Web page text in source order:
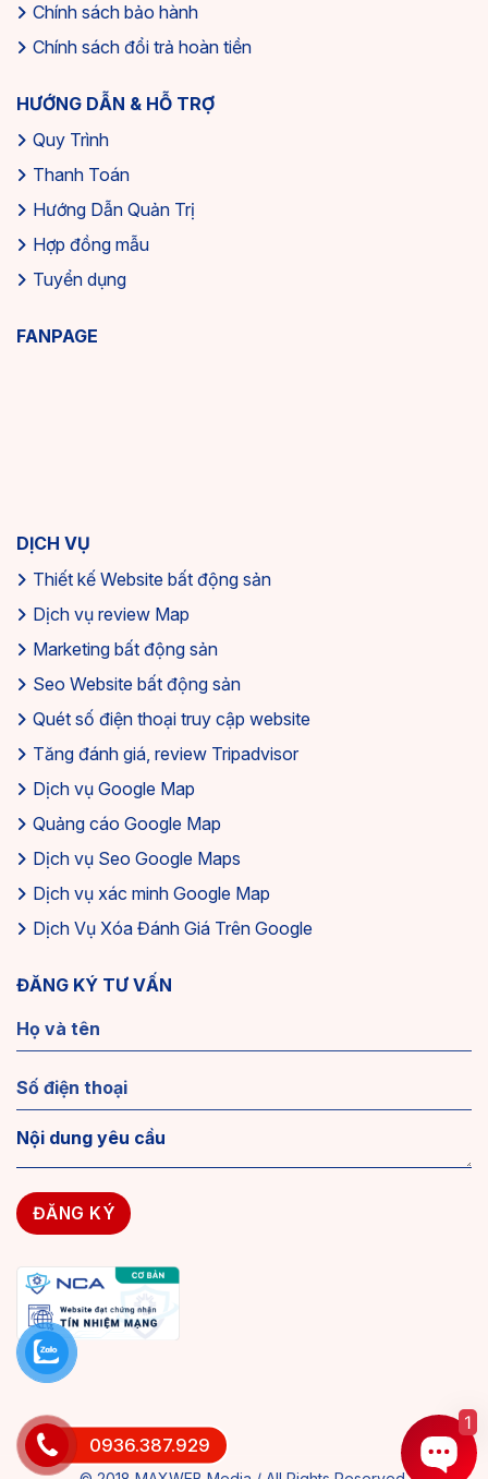
Chính sách bảo hành
Chính sách đổi trả hoàn tiền
HƯỚNG DẪN & HỖ TRỢ
Quy Trình
Thanh Toán
Hướng Dẫn Quản Trị
Hợp đồng mẫu
Tuyển dụng
FANPAGE
DỊCH VỤ
Thiết kế Website bất động sản
Dịch vụ review Map
Marketing bất động sản
Seo Website bất động sản
Quét số điện thoại truy cập website
Tăng đánh giá, review Tripadvisor
Dịch vụ Google Map
Quảng cáo Google Map
Dịch vụ Seo Google Maps
Dịch vụ xác minh Google Map
Dịch Vụ Xóa Đánh Giá Trên Google
ĐĂNG KÝ TƯ VẤN
0936.387.929
1